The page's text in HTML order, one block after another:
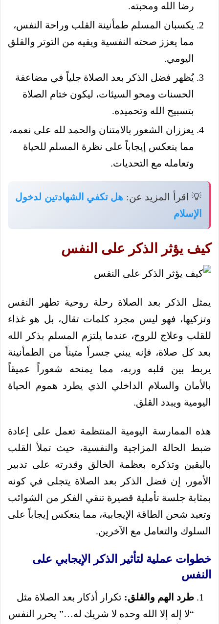
رضا الله ومحبته.
يكسبان المسلم طمأنينة القلب وراحة النفس،
مما يعزز صحته النفسية ويقيه من التوتر والقلق
اليومي.
يُظهر فضل الذكر بعد الصلاة جلياً في مضاعفة
الحسنات ومحو السيئات، ليكون ختام الصلاة
بتسبيح الله وتحميده.
يعززان الشعور بالامتنان والحمد لله على نعمه،
مما ينعكس إيجاباً على نظرة المسلم للحياة
وتعامله مع التحديات.
💡 اقرأ المزيد عن: هل تكفي الشهادتين لدخول
الإسلام
كيف يؤثر الذكر على النفس
يمثل الذكر بعد الصلاة رحلة روحية تطهر النفس
وتزكيها، فهو ليس مجرد كلمات تقال، بل هو غذاء
للقلب وعلاج للروح، عندما يلتزم المسلم بذكر الله
بعد كل صلاة، فإنه يبني جسراً متيناً من الطمأنينة
يربط بين قلبه وربه، مما يمنحه شعوراً عميقاً
بالأمان والسلام الداخلي الذي يطرد هموم الحياة
اليومية ويبدد القلق.
هذه الممارسة اليومية المنتظمة تعمل على إعادة
ضبط الحالة المزاجية والنفسية، حيث تملأ القلب
باليقين وتذكره بعظمة الخالق وقدرته على تدبير
الأمور، إن فضل الذكر بعد الصلاة يتجلى في كونه
بمثابة جلسة تأملية قصيرة تنقي الفكر من الشوائب
وتعيد شحن الطاقة الإيجابية، مما ينعكس إيجاباً على
السلوك والتعامل مع الآخرين.
خطوات عملية لتأثير الذكر الإيجابي على
النفس
طرد الهم والقلق: تكرار أذكار بعد الصلاة مثل
“لا إله إلا الله وحده لا شريك له…” يحرر النفس